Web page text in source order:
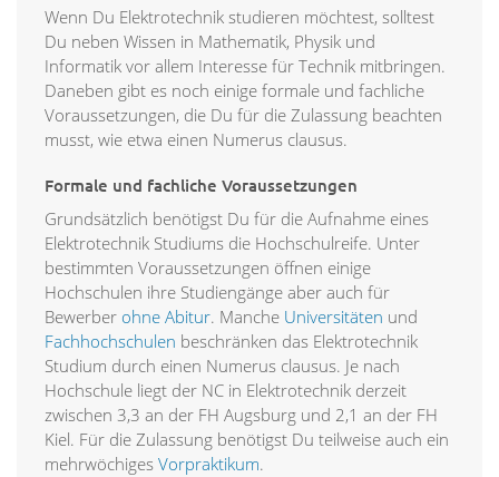
Wenn Du Elektrotechnik studieren möchtest, solltest
Du neben Wissen in Mathematik, Physik und
Informatik vor allem Interesse für Technik mitbringen.
Daneben gibt es noch einige formale und fachliche
Voraussetzungen, die Du für die Zulassung beachten
musst, wie etwa einen Numerus clausus.
Formale und fachliche Voraussetzungen
Grundsätzlich benötigst Du für die Aufnahme eines
Elektrotechnik Studiums die Hochschulreife. Unter
bestimmten Voraussetzungen öffnen einige
Hochschulen ihre Studiengänge aber auch für
Bewerber ohne Abitur. Manche Universitäten und
Fachhochschulen beschränken das Elektrotechnik
Studium durch einen Numerus clausus. Je nach
Hochschule liegt der NC in Elektrotechnik derzeit
zwischen 3,3 an der FH Augsburg und 2,1 an der FH
Kiel. Für die Zulassung benötigst Du teilweise auch ein
mehrwöchiges Vorpraktikum.